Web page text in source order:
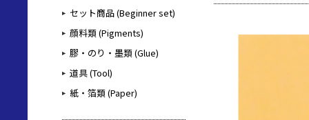
セット商品 (Beginner set)
顔料類 (Pigments)
膠・のり・墨類 (Glue)
道具 (Tool)
紙・箔類 (Paper)